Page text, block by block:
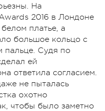
На
2016 в Лондоне
платье, а
большое кольцо с
пальце. Судя по
ей
ответила согласием.
не пыталась
охотно
чтобы было заметно